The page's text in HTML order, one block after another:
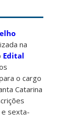
na
Edital
o cargo
Catarina
sexta-